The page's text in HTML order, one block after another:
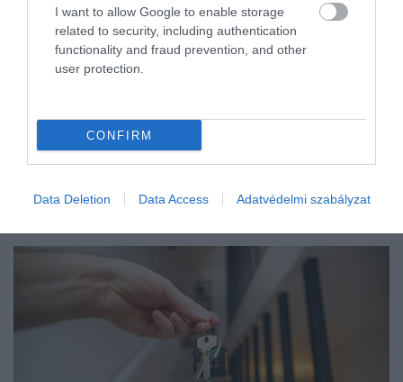
I want to allow Google to enable storage
related to security, including authentication
functionality and fraud prevention, and other
user protection.
CONFIRM
Data Deletion Data Access Adatvédelmi szabályzat